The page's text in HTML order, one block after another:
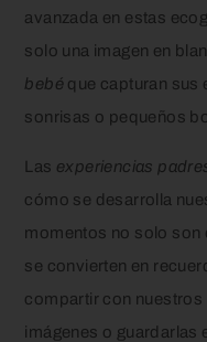
avanzada en estas
solo una imagen en
bebé que capturan sus
sonrisas o pequeños
Las experiencias
cómo se desarrolla
momentos no solo son
se convierten en
compartir con
imágenes o guardarlas